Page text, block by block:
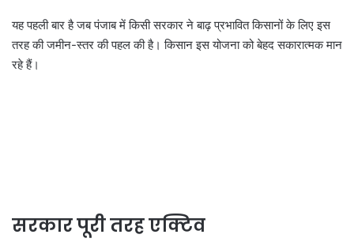
यह पहली बार है जब पंजाब में किसी सरकार ने बाढ़ प्रभावित किसानों के लिए इस
तरह की जमीन-स्तर की पहल की है। किसान इस योजना को बेहद सकारात्मक मान
रहे हैं।
सरकार पूरी तरह एक्टिव